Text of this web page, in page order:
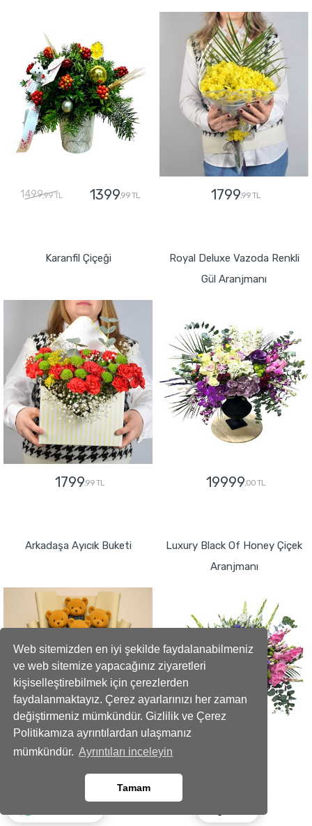
Web sitemizden en iyi şekilde faydalanabilmeniz
ve web sitemize yapacağınız ziyaretleri
kişiselleştirebilmek için çerezlerden
faydalanmaktayız. Çerez ayarlarınızı her zaman
değiştirmeniz mümkündür. Gizlilik ve Çerez
Politikamıza ayrıntılardan ulaşmanız
mümkündür. Ayrıntıları inceleyin
Tamam
1499,99 TL 1399,99 TL 1799,99 TL
Karanfil Çiçeği
1799,99 TL
Royal Deluxe Vazoda Renkli
Gül Aranjmanı
19999,00 TL
Arkadaşa Ayıcık Buketi
Luxury Black Of Honey Çiçek
Aranjmanı